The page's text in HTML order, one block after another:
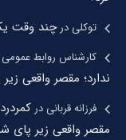
توکلیدرچند وقت
کارشناس روابط عمومی
ندارد؛ مقصر واقعی
فرزانه قربانیدر
مقصر واقعی زیر پای